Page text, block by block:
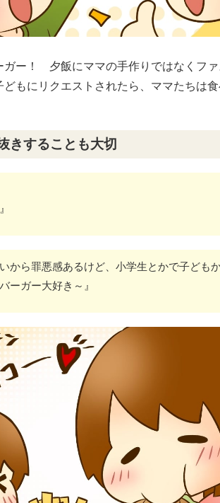
ガー！ 夕飯にママの手作りではなくフ
どもにリクエストされたら、ママたちは
きすることも大切
から罪悪感あるけど、小学生とかで子ども
ガー大好き～』